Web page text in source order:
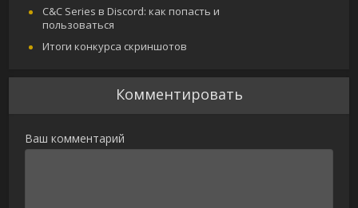
C&C Series в Discord: как попасть и
пользоваться
Итоги конкурса скриншотов
Комментировать
Ваш комментарий